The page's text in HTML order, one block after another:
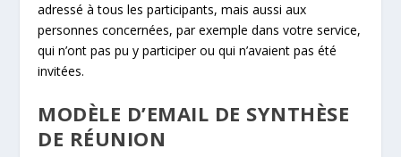
adressé à tous les participants, mais aussi aux
personnes concernées, par exemple dans votre service,
qui n’ont pas pu y participer ou qui n’avaient pas été
invitées.
MODÈLE D’EMAIL DE SYNTHÈSE
DE RÉUNION